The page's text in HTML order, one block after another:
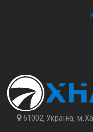
61002, Україна,